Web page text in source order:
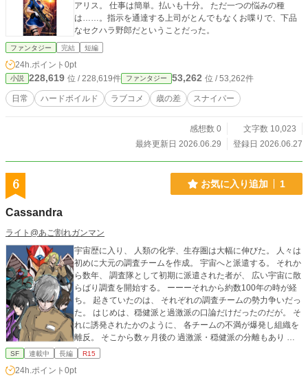
アリス。 仕事は簡単。払いも十分。 ただ一つの悩みの種
は……。指示を通達する上司がとんでもなくお喋りで、下品
なセクハラ野郎だということだった。
ファンタジー 完結 短編
24h.ポイント 0pt
小説 228,619 位 / 228,619件 ファンタジー 53,262 位 / 53,262件
日常 ハードボイルド ラブコメ 歳の差 スナイパー
感想数 0
文字数 10,023
最終更新日 2026.06.29
登録日 2026.06.27
6 お気に入り追加 1
Cassandra
ライト@あご割れガンマン
宇宙歴に入り、 人類の化学、生存圏は大幅に伸びた。 人々は
初めに大元の調査チームを作成。 宇宙へと派遣する。 それか
ら数年、 調査隊として初期に派遣された者が、 広い宇宙に散
らばり調査を開始する。 ーーーそれから約数100年の時が経
ち。 起きていたのは、 それぞれの調査チームの勢力争いだっ
た。 はじめは、穏健派と過激派の口論だけだったのだが。 そ
れに誘発されたかのように、 各チームの不満が爆発し組織を
離反。 そこから数ヶ月後の 過激派・穏健派の分離もあり こ
こで、 調査チームは事実上解散となる。 その後、 それぞれ
る所もあったそうだ。 同盟を組み、 調査に勤しんだり。 研
SF 連載中 長編 R15
24h.ポイント 0pt